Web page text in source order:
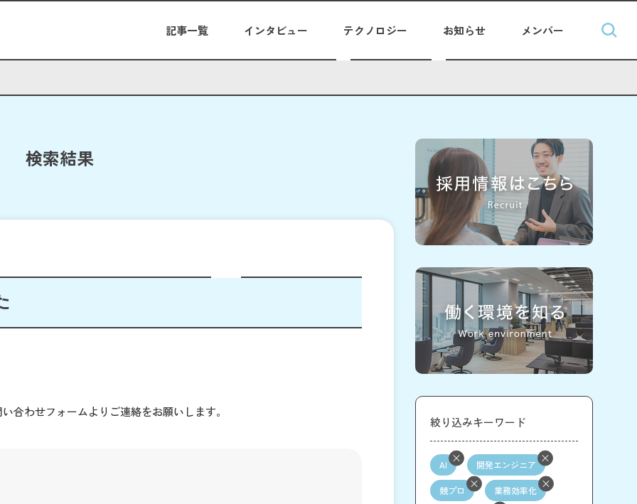
記事一覧 インタビュー テクノロジー お知らせ メンバー
検索結果
合わせフォームよりご連絡をお願いします。
絞り込みキーワード
AI 開発エンジニア
競プロ 業務効率化